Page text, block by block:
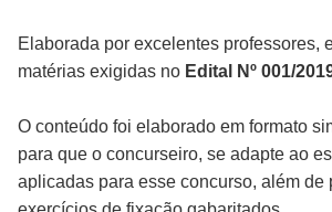
Elaborada por excelentes professores,
matérias exigidas no Edital Nº 001/
O conteúdo foi elaborado em formato
para que o concurseiro, se adapte ao
aplicadas para esse concurso, além de